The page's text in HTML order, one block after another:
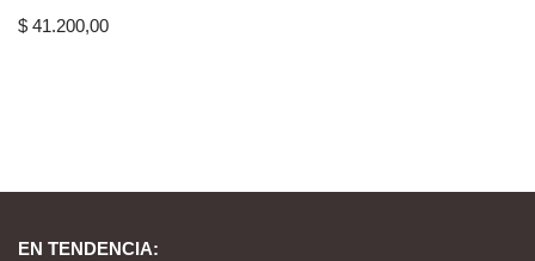
$ 41.200,00
EN TENDENCIA: